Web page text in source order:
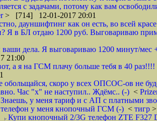
с задачами, потому как вам
> [714] 12-01-2017 20:01
дауншифтинг как он есть, во всей
Я в БЛ отдаю 1200 руб. Выговариваю
дела. Я выговариваю 1200 минут/
21:00
а я на ГСМ плачу больше тебя в 40
обольщайся, скоро у всех ОПСОС-ов не
Час "х" не наступил.. Ждёмс.. (-) <
Знаешь, у меня тариф и с АП с платными
телефон у меня кнопочный ГСМ (-) < тигр
Купи кнопочный 2/3G телефон ZTE F327